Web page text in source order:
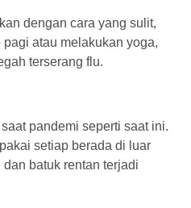
dengan cara yang sulit,
atau melakukan yoga,
terserang flu.
pandemi seperti saat ini.
setiap berada di luar
batuk rentan terjadi